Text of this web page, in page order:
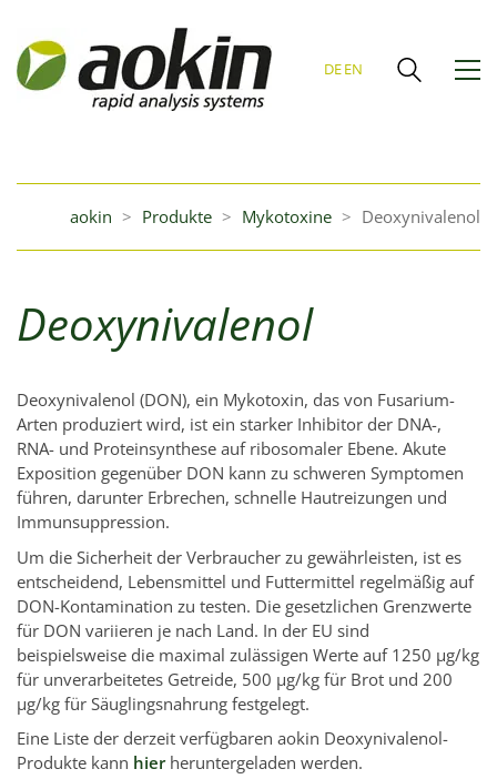
DEEN
aokin > Produkte > Mykotoxine > Deoxynivalenol
Deoxynivalenol
Deoxynivalenol (DON), ein Mykotoxin, das von Fusarium-
Arten produziert wird, ist ein starker Inhibitor der DNA-,
RNA- und Proteinsynthese auf ribosomaler Ebene. Akute
Exposition gegenüber DON kann zu schweren Symptomen
führen, darunter Erbrechen, schnelle Hautreizungen und
Immunsuppression.
Um die Sicherheit der Verbraucher zu gewährleisten, ist es
entscheidend, Lebensmittel und Futtermittel regelmäßig auf
DON-Kontamination zu testen. Die gesetzlichen Grenzwerte
für DON variieren je nach Land. In der EU sind
beispielsweise die maximal zulässigen Werte auf 1250 µg/kg
für unverarbeitetes Getreide, 500 µg/kg für Brot und 200
µg/kg für Säuglingsnahrung festgelegt.
Eine Liste der derzeit verfügbaren aokin Deoxynivalenol-
Produkte kann hierheruntergeladen werden.